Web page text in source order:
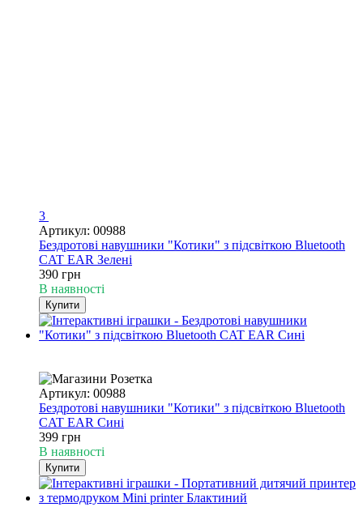
3
Артикул: 00988
Бездротові навушники "Котики" з підсвіткою Bluetooth
CAT EAR Зелені
390 грн
В наявності
Купити
Артикул: 00988
Бездротові навушники "Котики" з підсвіткою Bluetooth
CAT EAR Сині
399 грн
В наявності
Купити